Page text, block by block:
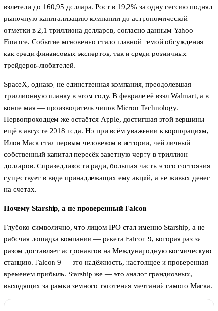
взлетели до 160,95 доллара. Рост в 19,2% за одну сессию поднял
рыночную капитализацию компании до астрономической
отметки в 2,1 триллиона долларов, согласно данным Yahoo
Finance. Событие мгновенно стало главной темой обсуждения
как среди финансовых экспертов, так и среди розничных
трейдеров-любителей.
SpaceX, однако, не единственная компания, преодолевшая
триллионную планку в этом году. В феврале её взял Walmart, а в
конце мая — производитель чипов Micron Technology.
Первопроходцем же остаётся Apple, достигшая этой вершины
ещё в августе 2018 года. Но при всём уважении к корпорациям,
Илон Маск стал первым человеком в истории, чей личный
собственный капитал пересёк заветную черту в триллион
долларов. Справедливости ради, большая часть этого состояния
существует в виде принадлежащих ему акций, а не живых денег
на счетах.
Почему Starship, а не проверенный Falcon
Глубоко символично, что лицом IPO стал именно Starship, а не
рабочая лошадка компании — ракета Falcon 9, которая раз за
разом доставляет астронавтов на Международную космическую
станцию. Falcon 9 — это надёжность, настоящее и проверенная
временем прибыль. Starship же — это аналог грандиозных,
выходящих за рамки земного тяготения мечтаний самого Маска.